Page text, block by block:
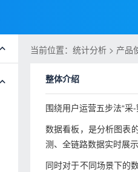
当前位置：统计分析 > 产品
整体介绍
围绕用户运营五步法“采
数据看板，是分析图表
测、全链路数据实时展
同时对于不同场景下的